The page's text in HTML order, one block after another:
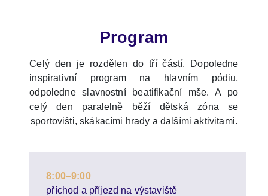
Program
Celý den je rozdělen do tří částí. Dopoledne
inspirativní program na hlavním pódiu,
odpoledne slavnostní beatifikační mše. A po
celý den paralelně běží dětská zóna se
sportovišti, skákacími hrady a dalšími aktivitami.
8:00–9:00
příchod a příjezd na výstaviště